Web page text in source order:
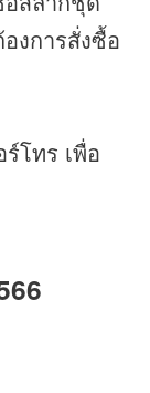
งการสั่งซื้อ
โทร เพื่อ